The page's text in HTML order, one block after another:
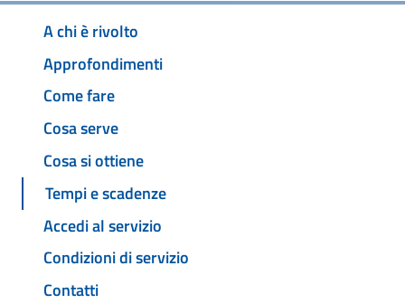
A chi è rivolto
Approfondimenti
Come fare
Cosa serve
Cosa si ottiene
Tempi e scadenze
Accedi al servizio
Condizioni di servizio
Contatti